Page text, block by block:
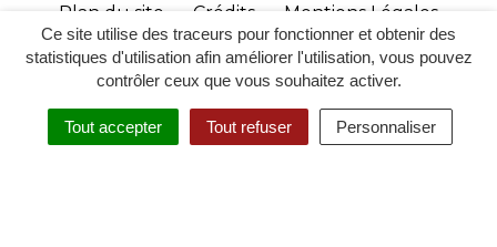
Ce site utilise des traceurs pour fonctionner et obtenir des
statistiques d'utilisation afin améliorer l'utilisation, vous pouvez
contrôler ceux que vous souhaitez activer.
Tout accepter Tout refuser Personnaliser
RECHERCHER
ACCESSIBILITÉ
Plan du site
Crédits
Mentions Légales
Site
réalisé
par
Inovagora